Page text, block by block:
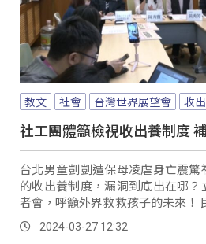
教文 社會 台灣世界展望會 收
社工團體籲檢視收出養制度
台北男童剴剴遭保母凌虐身亡震
的收出養制度，漏洞到底出在哪
者會，呼籲外界救救孩子的未來！ 民進黨立委 李坤城：「資
源不足也造成兒少業務人力還有相
們是建議說政府要逐年提高兒少預
2024-03-27 12:32